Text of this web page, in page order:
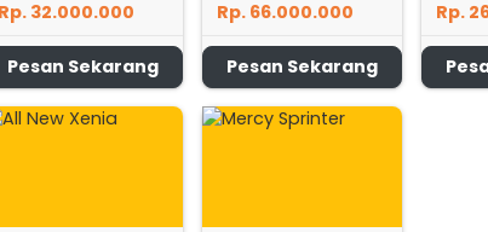
Rp. 32.000.000
Pesan Sekarang
Rp. 66.000.000
Pesan Sekarang
Rp.